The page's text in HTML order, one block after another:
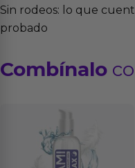
Sin rodeos: lo que
probado
Combínalo